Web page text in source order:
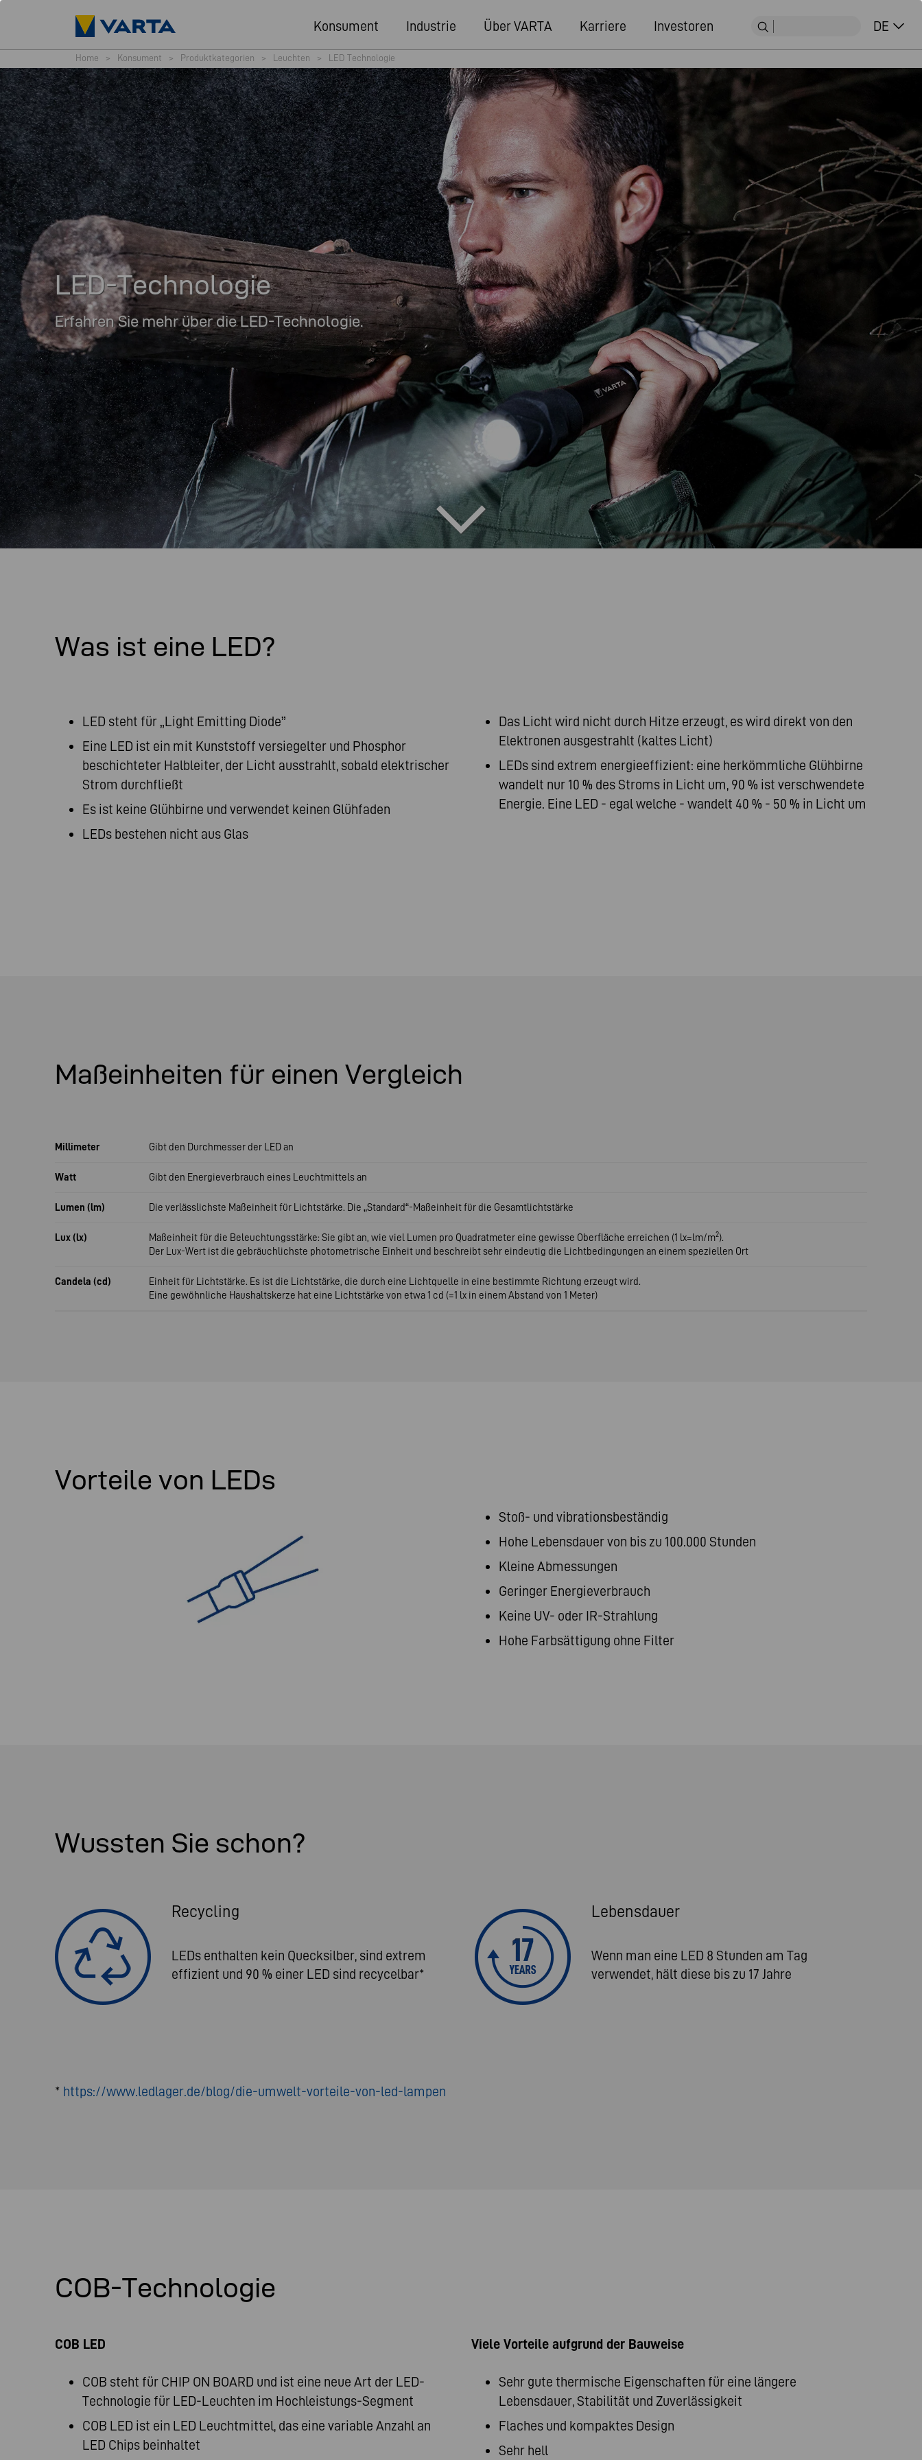
Konsument Industrie Über VARTA Karriere Investoren DE
Home > Konsument > Produktkategorien > Leuchten > LED Technologie
LED-Technologie
Erfahren Sie mehr über die LED-Technologie.
Was ist eine LED?
LED steht für „Light Emitting Diode”
Eine LED ist ein mit Kunststoff versiegelter und Phosphor
beschichteter Halbleiter, der Licht ausstrahlt, sobald elektrischer
Strom durchfließt
Es ist keine Glühbirne und verwendet keinen Glühfaden
LEDs bestehen nicht aus Glas
Das Licht wird nicht durch Hitze erzeugt, es wird direkt von den
Elektronen ausgestrahlt (kaltes Licht)
LEDs sind extrem energieeffizient: eine herkömmliche Glühbirne
wandelt nur 10 % des Stroms in Licht um, 90 % ist verschwendete
Energie. Eine LED - egal welche - wandelt 40 % - 50 % in Licht um
Maßeinheiten für einen Vergleich
Millimeter Gibt den Durchmesser der LED an
Watt Gibt den Energieverbrauch eines Leuchtmittels an
Lumen (lm) Die verlässlichste Maßeinheit für Lichtstärke. Die „Standard“-Maßeinheit für die Gesamtlichtstärke
Lux (lx) Maßeinheit für die Beleuchtungsstärke: Sie gibt an, wie viel Lumen pro Quadratmeter eine gewisse Oberfläche erreichen (1 lx=lm/m2).
Der Lux-Wert ist die gebräuchlichste photometrische Einheit und beschreibt sehr eindeutig die Lichtbedingungen an einem speziellen Ort
Candela (cd)
Einheit für Lichtstärke. Es ist die Lichtstärke, die durch eine Lichtquelle in eine bestimmte Richtung erzeugt wird.
Eine gewöhnliche Haushaltskerze hat eine Lichtstärke von etwa 1 cd (=1 lx in einem Abstand von 1 Meter)
Vorteile von LEDs
Stoß- und vibrationsbeständig
Hohe Lebensdauer von bis zu 100.000 Stunden
Kleine Abmessungen
Geringer Energieverbrauch
Keine UV- oder IR-Strahlung
Hohe Farbsättigung ohne Filter
Wussten Sie schon?
Recycling
LEDs enthalten kein Quecksilber, sind extrem
effizient und 90 % einer LED sind recycelbar*
Lebensdauer
Wenn man eine LED 8 Stunden am Tag
verwendet, hält diese bis zu 17 Jahre
* https://www.ledlager.de/blog/die-umwelt-vorteile-von-led-lampen
COB-Technologie
COB LED
COB steht für CHIP ON BOARD und ist eine neue Art der LED-
Technologie für LED-Leuchten im Hochleistungs-Segment
COB LED ist ein LED Leuchtmittel, das eine variable Anzahl an
LED Chips beinhaltet
Viele Vorteile aufgrund der Bauweise
Sehr gute thermische Eigenschaften für eine längere
Lebensdauer, Stabilität und Zuverlässigkeit
Flaches und kompaktes Design
Sehr hell